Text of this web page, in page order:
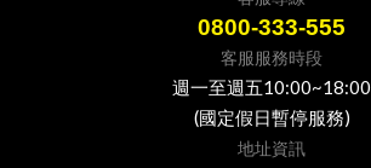
0800-333-555
客服服務時段
週一至週五10:00~18:00
(國定假日暫停服務)
地址資訊